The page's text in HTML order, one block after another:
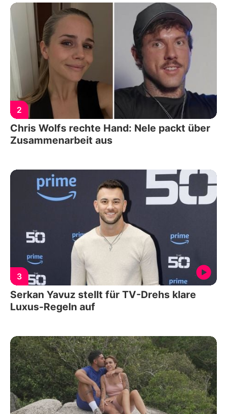
2
Chris Wolfs rechte Hand: Nele packt über
Zusammenarbeit aus
3
Serkan Yavuz stellt für TV-Drehs klare
Luxus-Regeln auf